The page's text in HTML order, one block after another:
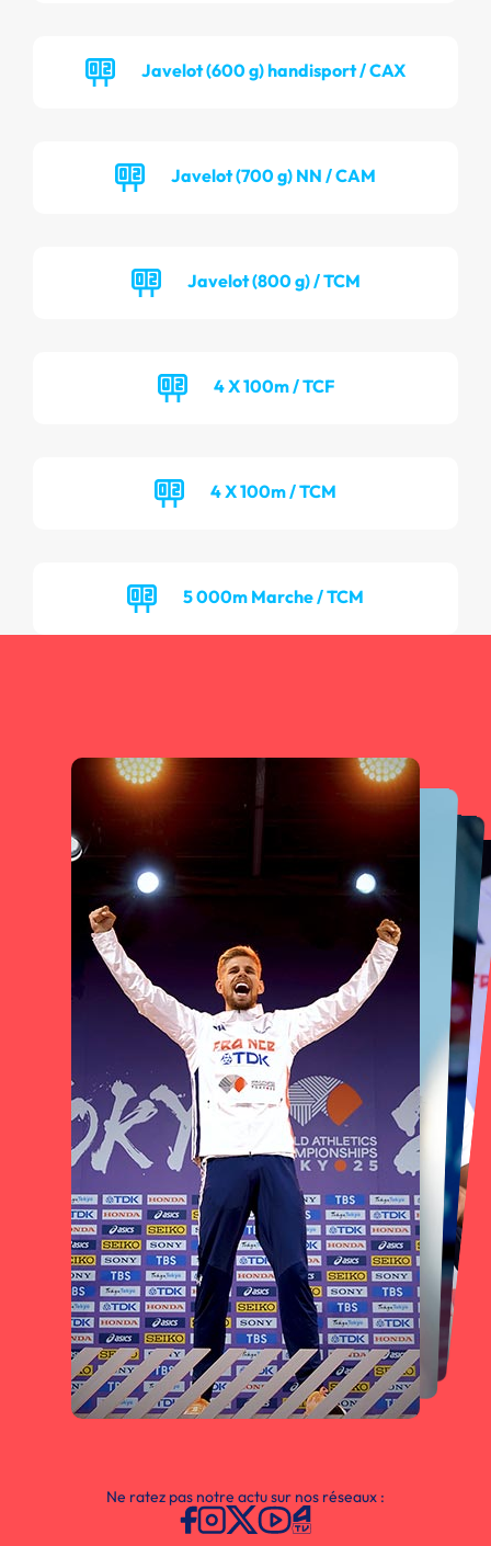
Javelot (600 g) handisport / CAX
Javelot (700 g) NN / CAM
Javelot (800 g) / TCM
4 X 100m / TCF
4 X 100m / TCM
5 000m Marche / TCM
Ne ratez pas notre actu sur nos réseaux :